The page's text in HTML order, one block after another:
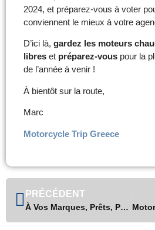
2024, et préparez-vous à voter
conviennent le mieux à votre
D’ici là, gardez les moteurs
libres et préparez-vous pour la
de l’année à venir !
À bientôt sur la route,
Marc
Motorcycle Trip Greece
PRÉCÉDENT
À Vos Marques, Prêts, Partez ! Motorcycle Trip Greece – 09.2023